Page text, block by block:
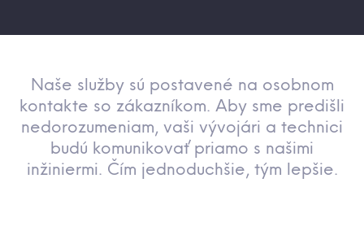
Naše služby sú postavené na osobnom
kontakte so zákazníkom. Aby sme predišli
nedorozumeniam, vaši vývojári a technici
budú komunikovať priamo s našimi
inžiniermi. Čím jednoduchšie, tým lepšie.